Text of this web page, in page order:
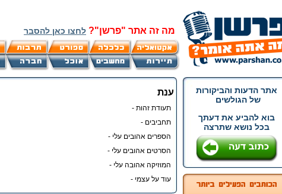
מה זה אתר "פרשן"? לחצו כאן להסבר
אתר הדעות והביקורות
של הגולשים
בוא להביע את דעתך
בכל נושא שתרצה
ענת
תעודת זהות -
תחביבים -
הספרים אהובים עלי -
הסרטים אהובים עלי -
המוזיקה אהובה עלי -
עוד על עצמי -